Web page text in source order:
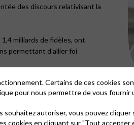
des discours relativisant la
milliards de fidèles, ont
permettant d’allier foi
reconnaissait lui-même ce qu’il
En effet, dès les années 1970,
entier, avait engagé des
Certains de ces cookies
pour nous permettre de vous fournir
souhaitez autoriser, vous pouvez cliquer
cookies en cliquant sur "Tout accepter